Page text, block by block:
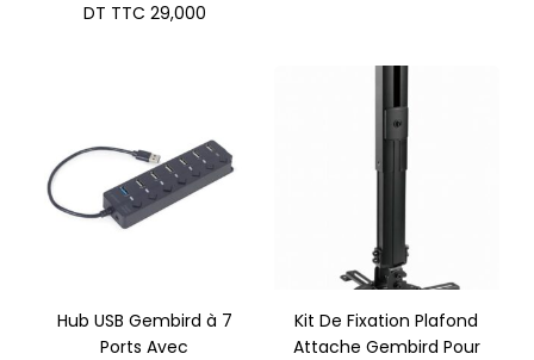
DT TTC 29,000
Hub USB Gembird à 7
Ports Avec
Kit De Fixation Plafond
Attache Gembird Pour